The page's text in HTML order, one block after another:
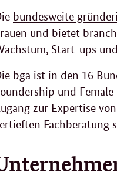
bundesweite
und bietet
Start-ups
bga ist in den 16
und
zur Expertise
Fachberatung